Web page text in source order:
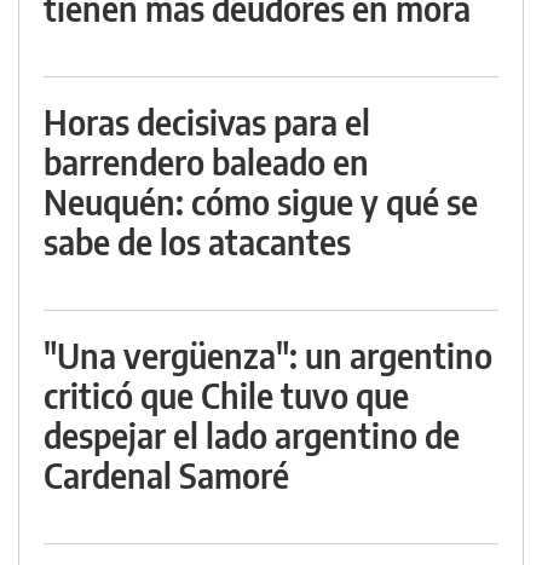
Horas decisivas para el
barrendero baleado en
Neuquén: cómo sigue y qué se
sabe de los atacantes
"Una vergüenza": un argentino
criticó que Chile tuvo que
despejar el lado argentino de
Cardenal Samoré